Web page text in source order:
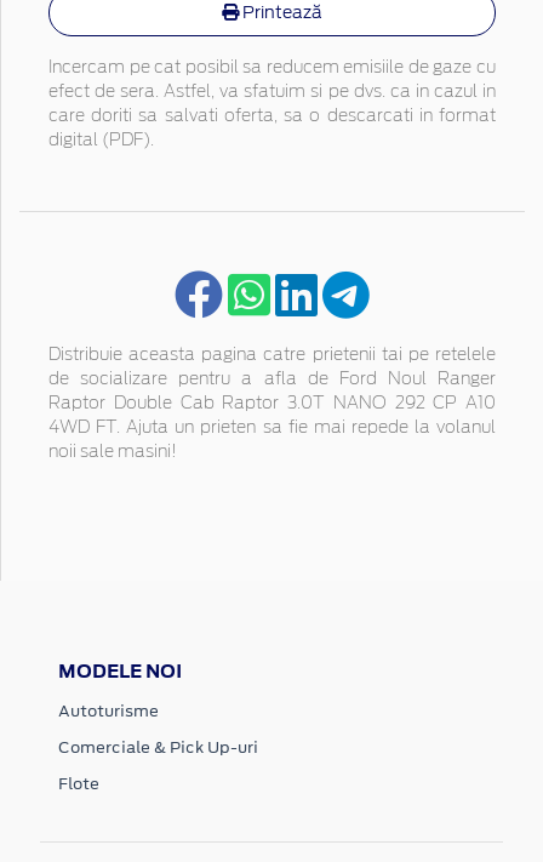
Printează
Incercam pe cat posibil sa reducem emisiile de gaze cu
efect de sera. Astfel, va sfatuim si pe dvs. ca in cazul in
care doriti sa salvati oferta, sa o descarcati in format
digital (PDF).
Distribuie aceasta pagina catre prietenii tai pe retelele
de socializare pentru a afla de Ford Noul Ranger
Raptor Double Cab Raptor 3.0T NANO 292 CP A10
4WD FT. Ajuta un prieten sa fie mai repede la volanul
noii sale masini!
MODELE NOI
Autoturisme
Comerciale & Pick Up-uri
Flote